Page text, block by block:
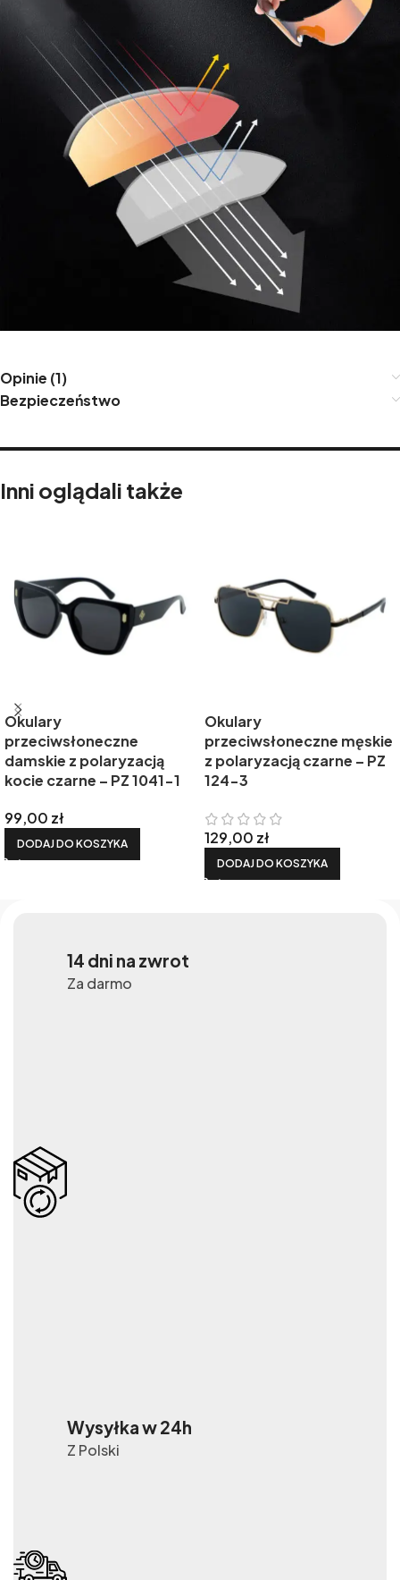
Opinie (1)
Bezpieczeństwo
Inni oglądali także
Okulary
przeciwsłoneczne
damskie z polaryzacją
kocie czarne – PZ 1041-1
99,00 zł
DODAJ DO KOSZYKA
Okulary
przeciwsłoneczne męskie
z polaryzacją czarne – PZ
124-3
129,00 zł
DODAJ DO KOSZYKA
14 dni na zwrot
Za darmo
Wysyłka w 24h
Z Polski